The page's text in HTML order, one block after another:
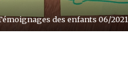
des enfants 06/2021